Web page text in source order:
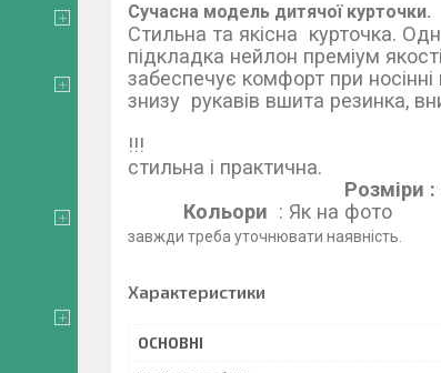
Сучасна модель дитячої курточки.
Стильна та якісна курточка.
підкладка нейлон преміум
забеспечує комфорт при
знизу рукавів вшита
В компклект
!!!
Розміри :
Кольори : Як на фото
завжди треба уточнювати наявність.
Характеристики
ОСНОВНІ